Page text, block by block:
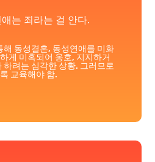
는 죄라는 걸 안다.
동성결혼, 동성연애를 미화
게 미혹되어 옹호, 지지하거
하려는 심각한 상황. 그러므로
교육해야 함.